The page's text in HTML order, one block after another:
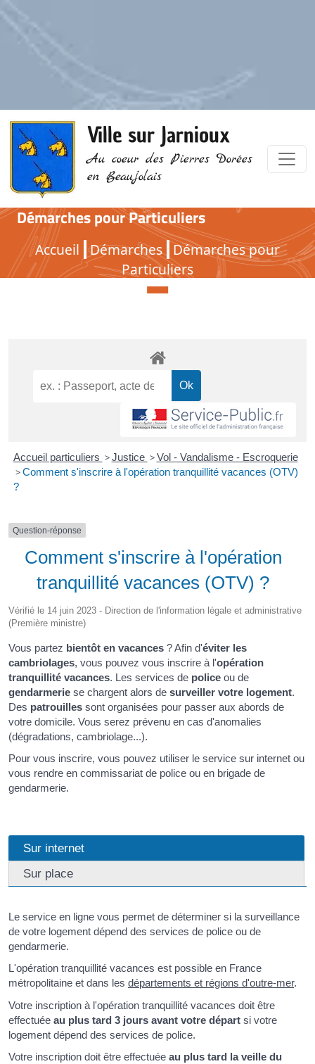
Ville sur Jarnioux
Au coeur des Pierres Dorées
en Beaujolais
Démarches pour Particuliers
Accueil Démarches Démarches pour
Particuliers
Démarches pour Particuliers
Accueil particuliers > Justice > Vol - Vandalisme - Escroquerie
> Comment s'inscrire à l'opération tranquillité vacances (OTV)
?
Question-réponse
Comment s'inscrire à l'opération
tranquillité vacances (OTV) ?
Vérifié le 14 juin 2023 - Direction de l'information légale et administrative
(Première ministre)
Vous partez bientôt en vacances ? Afin d'éviter les
cambriolages, vous pouvez vous inscrire à l'opération
tranquillité vacances. Les services de police ou de
gendarmerie se chargent alors de surveiller votre logement.
Des patrouilles sont organisées pour passer aux abords de
votre domicile. Vous serez prévenu en cas d'anomalies
(dégradations, cambriolage...).
Pour vous inscrire, vous pouvez utiliser le service sur internet ou
vous rendre en commissariat de police ou en brigade de
gendarmerie.
Sur internet
Sur place
Le service en ligne vous permet de déterminer si la surveillance
de votre logement dépend des services de police ou de
gendarmerie.
L'opération tranquillité vacances est possible en France
métropolitaine et dans les départements et régions d'outre-mer.
Votre inscription à l'opération tranquillité vacances doit être
effectuée au plus tard 3 jours avant votre départ si votre
logement dépend des services de police.
Votre inscription doit être effectuée au plus tard la veille du